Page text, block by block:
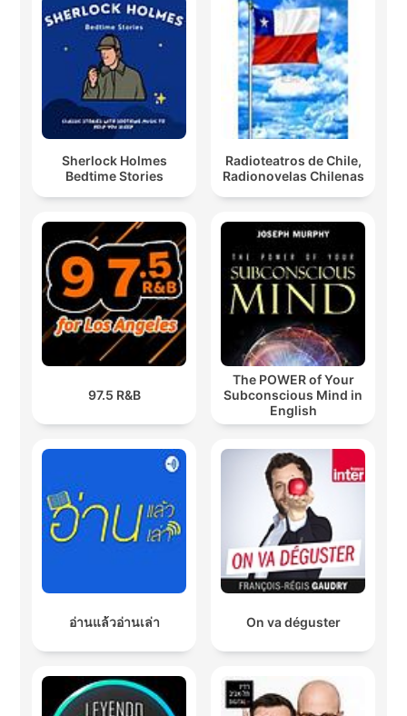
Sherlock Holmes
Bedtime Stories
Radioteatros de Chile,
Radionovelas Chilenas
97.5 R&B
The POWER of Your
Subconscious Mind in
English
อ่านแล้วอ่านเล่า On va déguster